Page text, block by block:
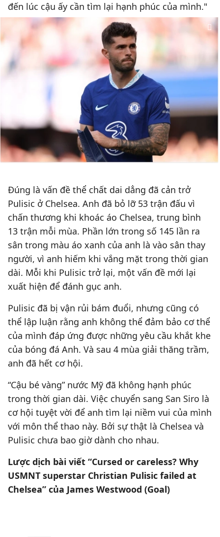
đến lúc cậu ấy cần tìm lại hạnh phúc của mình."
Đúng là vấn đề thể chất dai dẳng đã cản trở
Pulisic ở Chelsea. Anh đã bỏ lỡ 53 trận đấu vì
chấn thương khi khoác áo Chelsea, trung bình
13 trận mỗi mùa. Phần lớn trong số 145 lần ra
sân trong màu áo xanh của anh là vào sân thay
người, vì anh hiếm khi vắng mặt trong thời gian
dài. Mỗi khi Pulisic trở lại, một vấn đề mới lại
xuất hiện để đánh gục anh.
Pulisic đã bị vận rủi bám đuổi, nhưng cũng có
thể lập luận rằng anh không thể đảm bảo cơ thể
của mình đáp ứng được những yêu cầu khắt khe
của bóng đá Anh. Và sau 4 mùa giải thăng trầm,
anh đã hết cơ hội.
“Cậu bé vàng” nước Mỹ đã không hạnh phúc
trong thời gian dài. Việc chuyển sang San Siro là
cơ hội tuyệt vời để anh tìm lại niềm vui của mình
với môn thể thao này. Bởi sự thật là Chelsea và
Pulisic chưa bao giờ dành cho nhau.
Lược dịch bài viết “Cursed or careless? Why
USMNT superstar Christian Pulisic failed at
Chelsea” của James Westwood (Goal)